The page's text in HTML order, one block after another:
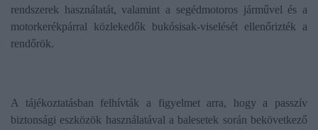
rendszerek használatát, valamint a segédmotoros járművel és a
motorkerékpárral közlekedők bukósisak-viselését ellenőrizték a
rendőrök.
A tájékoztatásban felhívták a figyelmet arra, hogy a passzív
biztonsági eszközök használatával a balesetek során bekövetkező